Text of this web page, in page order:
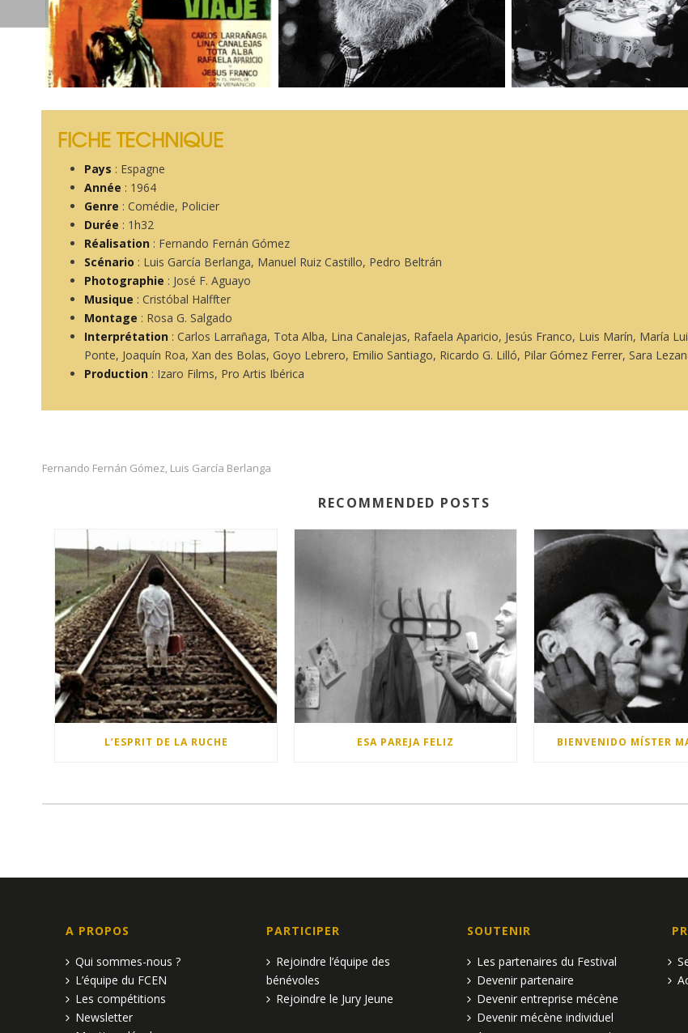
FICHE TECHNIQUE
Pays : Espagne
Année : 1964
Genre : Comédie, Policier
Durée : 1h32
Réalisation: Fernando Fernán Gómez
Scénario : Luis García Berlanga, Manuel Ruiz Castillo, Pedro Beltrán
Photographie : José F. Aguayo
Musique : Cristóbal Halffter
Montage : Rosa G. Salgado
Interprétation: Carlos Larrañaga, Tota Alba, Lina Canalejas, Rafaela Aparicio, Jesús Franco, Luis Marín, María
Ponte, Joaquín Roa, Xan des Bolas, Goyo Lebrero, Emilio Santiago, Ricardo G. Lilló, Pilar Gómez Ferrer, Sara
Production: Izaro Films, Pro Artis Ibérica
Fernando Fernán Gómez, Luis García Berlanga
RECOMMENDED POSTS
L’ESPRIT DE LA RUCHE ESA PAREJA FELIZ BIENVENIDO MÍSTER
A PROPOS
Qui sommes-nous ?
L’équipe du FCEN
Les compétitions
Newsletter
PARTICIPER
Rejoindre l’équipe des
bénévoles
Rejoindre le Jury Jeune
SOUTENIR
Les partenaires du Festival
Devenir partenaire
Devenir entreprise mécène
Devenir mécène individuel